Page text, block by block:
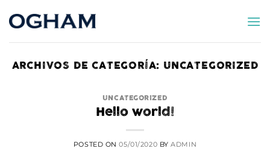
ARCHIVOS DE CATEGORÍA: UNCATEGORIZED
UNCATEGORIZED
Hello world!
POSTED ON05/01/2020 BYADMIN